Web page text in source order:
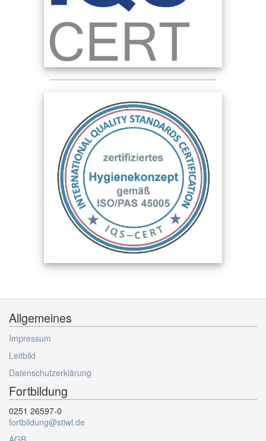
Allgemeines
Impressum
Leitbild
Datenschutzerklärung
Fortbildung
0251 26597-0
fortbildung@stiwl.de